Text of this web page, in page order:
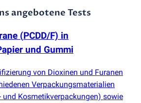
angebotene Tests
(PCDD/F) in
und Gummi
von Dioxinen und Furanen
Verpackungsmaterialien
und Kosmetikverpackungen) sowie